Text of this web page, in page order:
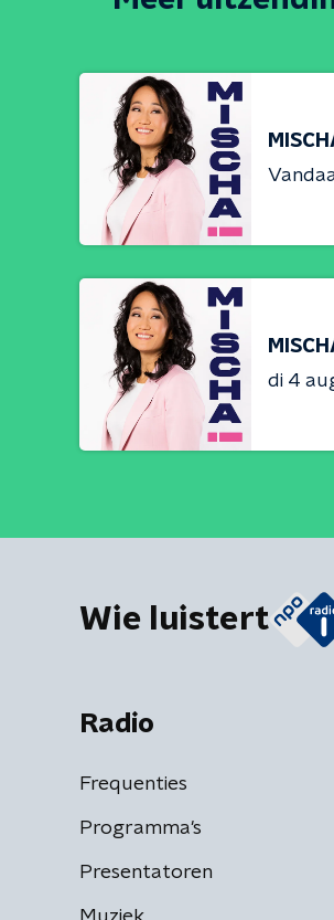
di 4
Wie luistert
Radio
Frequenties
Programma's
Presentatoren